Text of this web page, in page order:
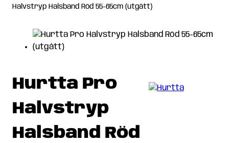
Halvstryp Halsband Röd 55-65cm (utgått)
Hurtta Pro
Halvstryp
Halsband Röd